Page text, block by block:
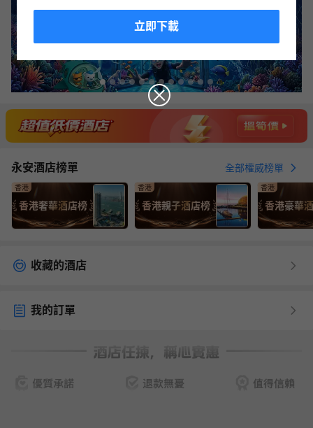
立即下載
永安酒店榜單 全部權威榜單
香港
香港奢華酒店榜
香港
香港親子酒店榜
香港
香港豪華
收藏的酒店
我的訂單